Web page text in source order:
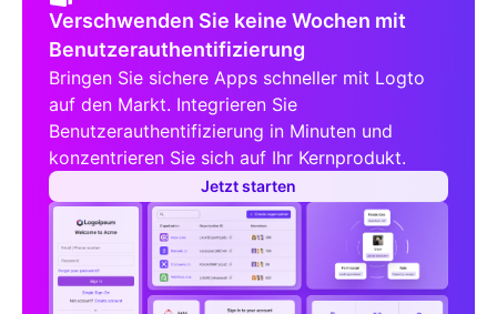
Verschwenden Sie keine Wochen mit
Benutzerauthentifizierung
Bringen Sie sichere Apps schneller mit Logto
auf den Markt. Integrieren Sie
Benutzerauthentifizierung in Minuten und
konzentrieren Sie sich auf Ihr Kernprodukt.
Jetzt starten